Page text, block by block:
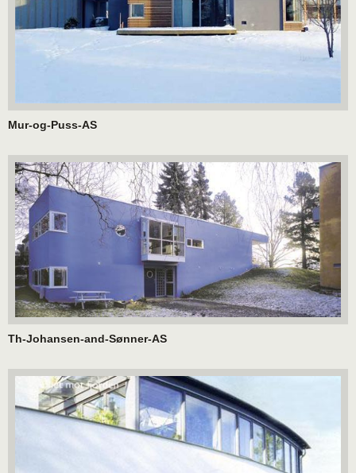
Mur-og-Puss-AS
Th-Johansen-and-Sønner-AS